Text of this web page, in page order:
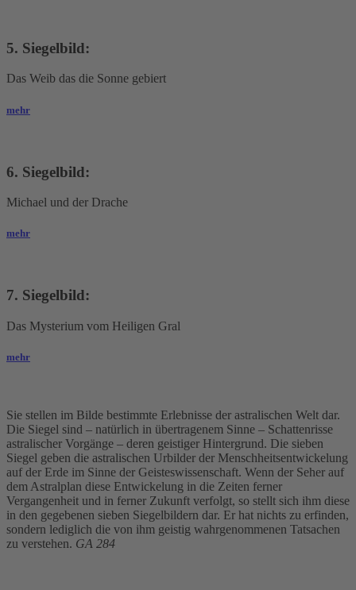
5. Siegelbild:
Das Weib das die Sonne gebiert
mehr
6. Siegelbild:
Michael und der Drache
mehr
7. Siegelbild:
Das Mysterium vom Heiligen Gral
mehr
Sie stellen im Bilde bestimmte Erlebnisse der astralischen Welt dar.
Die Siegel sind – natürlich in übertragenem Sinne – Schattenrisse
astralischer Vorgänge – deren geistiger Hintergrund. Die sieben
Siegel geben die astralischen Urbilder der Menschheitsentwickelung
auf der Erde im Sinne der Geisteswissenschaft. Wenn der Seher auf
dem Astralplan diese Entwickelung in die Zeiten ferner
Vergangenheit und in ferner Zukunft verfolgt, so stellt sich ihm diese
in den gegebenen sieben Siegelbildern dar. Er hat nichts zu erfinden,
sondern lediglich die von ihm geistig wahrgenommenen Tatsachen
zu verstehen. GA 284